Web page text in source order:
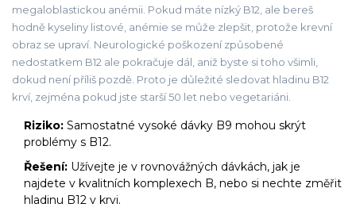
megaloblastickou anémii. Pokud máte nízký B12, ale bereš
hodně kyseliny listové, anémie se může zlepšit, protože krevní
obraz se upraví. Neurologické poškození způsobené
nedostatkem B12 ale pokračuje dál, aniž byste si toho všimli,
dokud není příliš pozdě. Proto je důležité sledovat hladinu B12
krví, zejména pokud jste starší 50 let nebo vegetariáni.
Riziko: Samostatné vysoké dávky B9 mohou skrýt
problémy s B12.
Řešení: Užívejte je v rovnovážných dávkách, jak je
najdete v kvalitních komplexech B, nebo si nechte změřit
hladinu B12 v krvi.